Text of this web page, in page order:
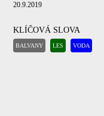
20.9.2019
KLÍČOVÁ SLOVA
BALVANY LES VODA